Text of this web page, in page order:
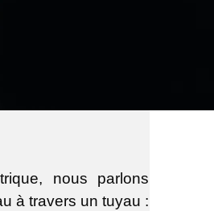
nous parlons
à travers un tuyau :